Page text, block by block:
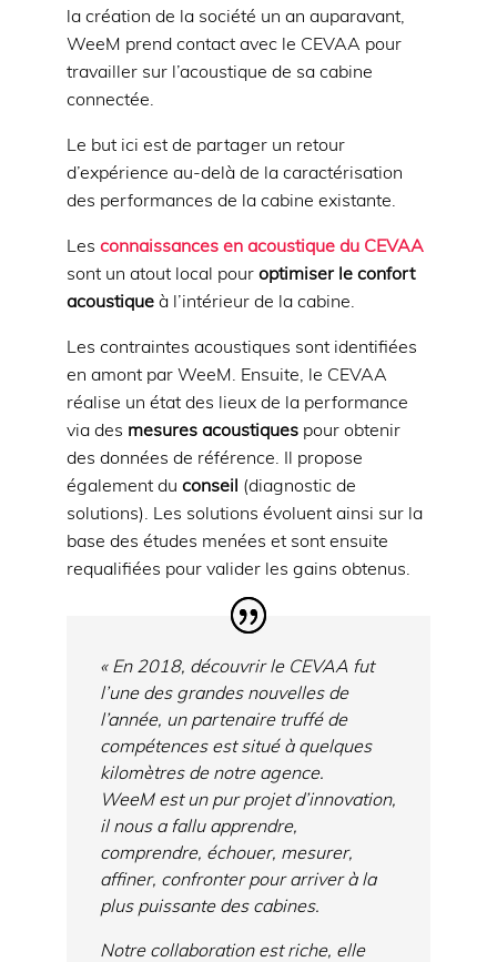
la création de la société un an auparavant,
WeeM prend contact avec le CEVAA pour
travailler sur l’acoustique de sa cabine
connectée.
Le but ici est de partager un retour
d’expérience au-delà de la caractérisation
des performances de la cabine existante.
Les connaissances en acoustique du CEVAA
sont un atout local pour optimiser le confort
acoustiqueà l’intérieur de la cabine.
Les contraintes acoustiques sont identifiées
en amont par WeeM. Ensuite, le CEVAA
réalise un état des lieux de la performance
via des mesures acoustiquespour obtenir
des données de référence. Il propose
également du conseil (diagnostic de
solutions). Les solutions évoluent ainsi sur la
base des études menées et sont ensuite
requalifiées pour valider les gains obtenus.
« En 2018, découvrir le CEVAA fut
l’une des grandes nouvelles de
l’année, un partenaire truffé de
compétences est situé à quelques
kilomètres de notre agence.
WeeM est un pur projet d’innovation,
il nous a fallu apprendre,
comprendre, échouer, mesurer,
affiner, confronter pour arriver à la
plus puissante des cabines.
Notre collaboration est riche, elle